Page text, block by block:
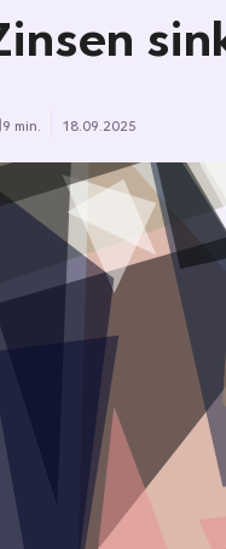
9 min. 18.09.2025